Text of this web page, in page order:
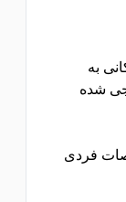
به
شده
و مشخصات فردی